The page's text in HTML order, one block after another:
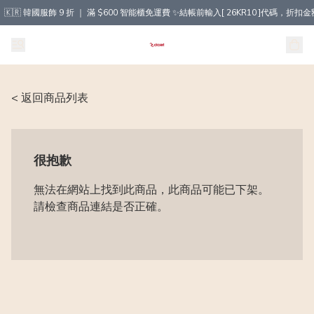
🇰🇷 韓國服飾 9 折 ｜ 滿 $600 智能櫃免運費 ✨結帳前輸入[ 26KR10 ]代碼，折扣金
< 返回商品列表
很抱歉
無法在網站上找到此商品，此商品可能已下架。
請檢查商品連結是否正確。